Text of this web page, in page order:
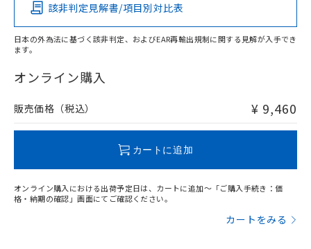
O
在庫等で未対応品が混在する可能性があります。
問い合わせください。
該非判定見解書/項目別対比表
日本の外為法に基づく該非判定、およびEAR再輸出規制に関する見解が入手でき
ます。
オンライン購入
販売価格（税込） ¥ 9,460
カートに追加
オンライン購入における出荷予定日は、カートに追加～「ご購入手続き：価
格・納期の確認」画面にてご確認ください。
カートをみる